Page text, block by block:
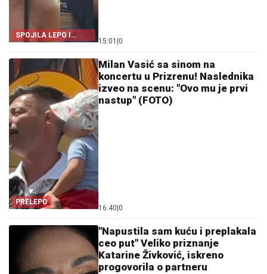
SPOJILA LEPO I
KORISNO
15:01 0
PRELEPO
Milan Vasić sa sinom na
koncertu u Prizrenu! Naslednika
izveo na scenu: "Ovo mu je prvi
nastup" (FOTO)
16:40 0
"Napustila sam kuću i preplakala
ceo put" Veliko priznanje
Katarine Živković, iskreno
progovorila o partneru